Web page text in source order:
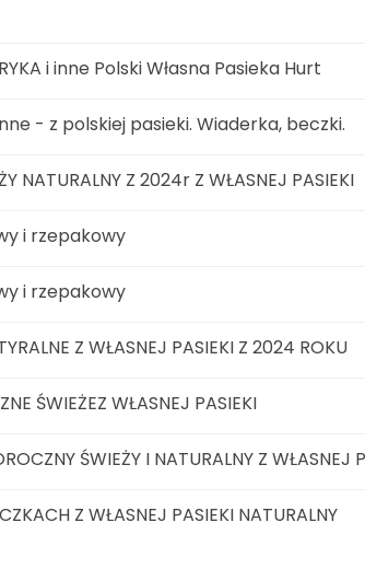
i inne Polski Własna Pasieka Hurt
- z polskiej pasieki. Wiaderka, beczki.
NATURALNY Z 2024r Z WŁASNEJ PASIEKI
i rzepakowy
i rzepakowy
Z WŁASNEJ PASIEKI Z 2024 ROKU
ŚWIEŻEZ WŁASNEJ PASIEKI
ŚWIEŻY I NATURALNY Z WŁASNEJ
Z WŁASNEJ PASIEKI NATURALNY